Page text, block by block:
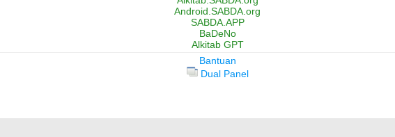
Android.SABDA.org
SABDA.APP
BaDeNo
Alkitab GPT
Bantuan
Dual Panel